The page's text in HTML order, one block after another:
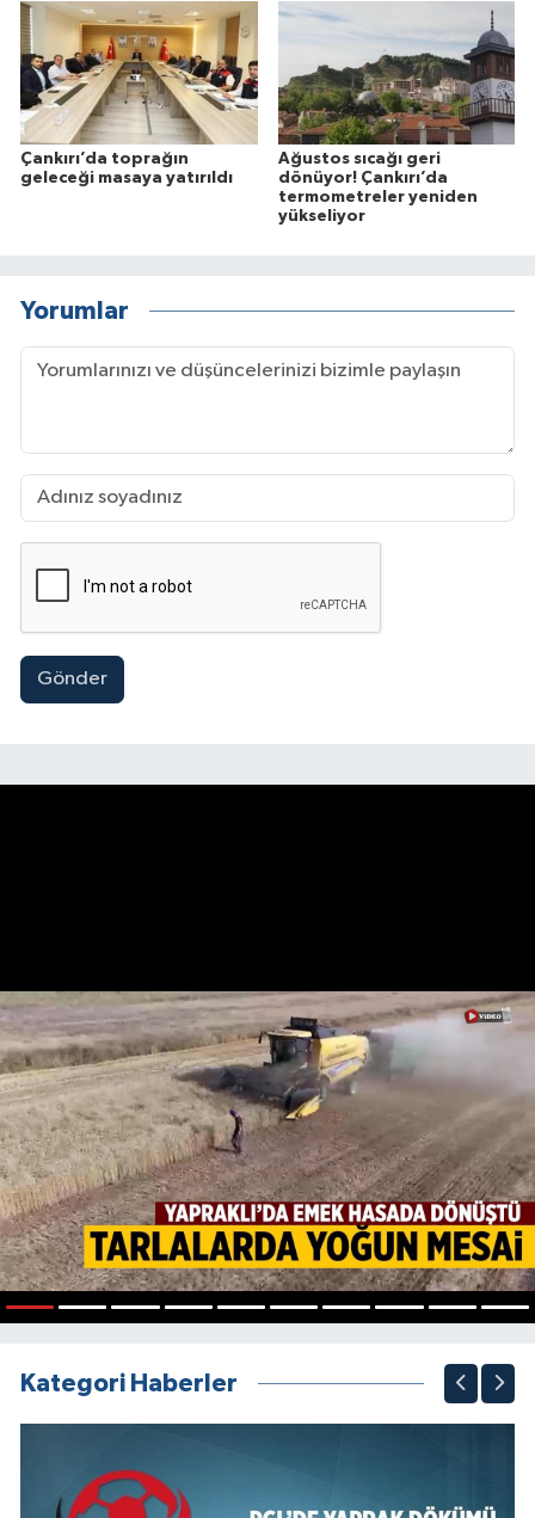
Çankırı’da toprağın
geleceği masaya yatırıldı
Ağustos sıcağı geri
dönüyor! Çankırı’da
termometreler yeniden
yükseliyor
Yorumlar
Gönder
Kategori Haberler